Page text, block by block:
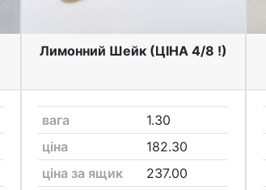
Лимонний Шейк (ЦІНА 4/8 !)
вага
1.30
ціна
182.30
ціна за ящик
237.00